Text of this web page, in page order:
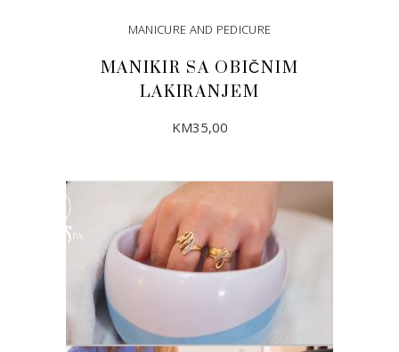
MANICURE AND PEDICURE
MANIKIR SA OBIČNIM
LAKIRANJEM
KM35,00
ADD TO CART